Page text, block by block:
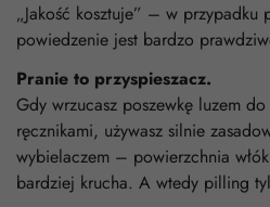
„Jakość kosztuje” – w przypadku
powiedzenie jest bardzo
Pranie to przyspieszacz.
Gdy wrzucasz poszewkę luzem
ręcznikami, używasz silnie
wybielaczem – powierzchnia
bardziej krucha. A wtedy pilling